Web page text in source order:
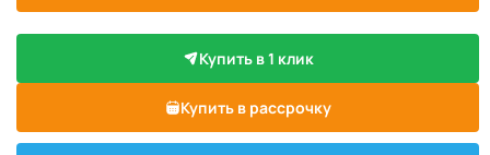
Купить в 1 клик
Купить в рассрочку